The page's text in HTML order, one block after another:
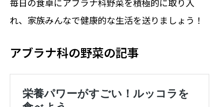
れ、家族みんなで健康的な生活を送りましょう！
アブラナ科の野菜の記事